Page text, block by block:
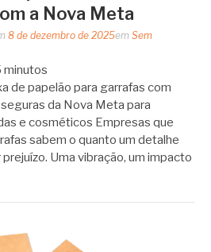
a Nova Meta
8 de dezembro de 2025em Sem
minutos
de papelão para garrafas com
da Nova Meta para
e cosméticos Empresas que
sabem o quanto um detalhe
Uma vibração, um impacto